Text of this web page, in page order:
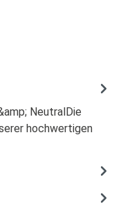
NeutralDie
hochwertigen